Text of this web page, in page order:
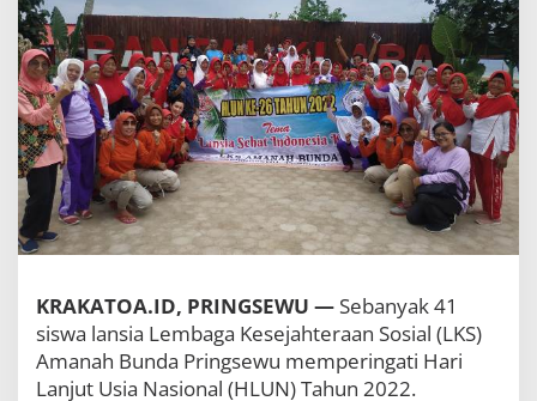
A
m
a
n
a
h
B
u
n
d
a
P
i
n
g
s
e
KRAKATOA.ID, PRINGSEWU — Sebanyak 41
siswa lansia Lembaga Kesejahteraan Sosial (LKS)
Amanah Bunda Pringsewu memperingati Hari
Lanjut Usia Nasional (HLUN) Tahun 2022.